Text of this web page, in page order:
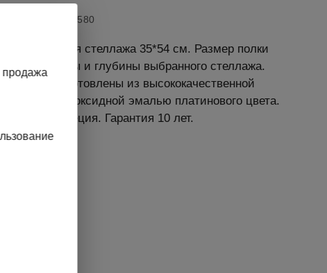
135580
полка для стеллажа 35*54 см. Размер полки
от ширины и глубины выбранного стеллажа.
изготовлены из высококачественной
покрыты эпоксидной эмалью платинового цвета.
Швеция. Гарантия 10 лет.
продажа